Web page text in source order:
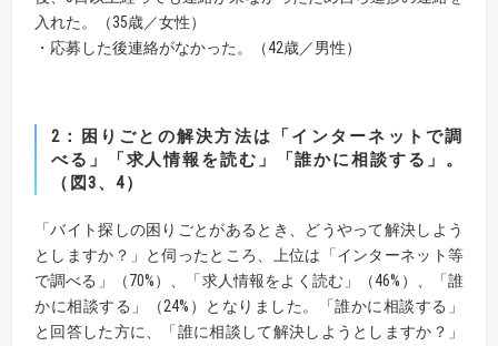
入れた。（35歳／女性）
・応募した後連絡がなかった。（42歳／男性）
2：困りごとの解決方法は「インターネットで調
べる」「求人情報を読む」「誰かに相談する」。
（図3、4）
「バイト探しの困りごとがあるとき、どうやって解決しよう
としますか？」と伺ったところ、上位は「インターネット等
で調べる」（70%）、「求人情報をよく読む」（46%）、「誰
かに相談する」（24%）となりました。「誰かに相談する」
と回答した方に、「誰に相談して解決しようとしますか？」